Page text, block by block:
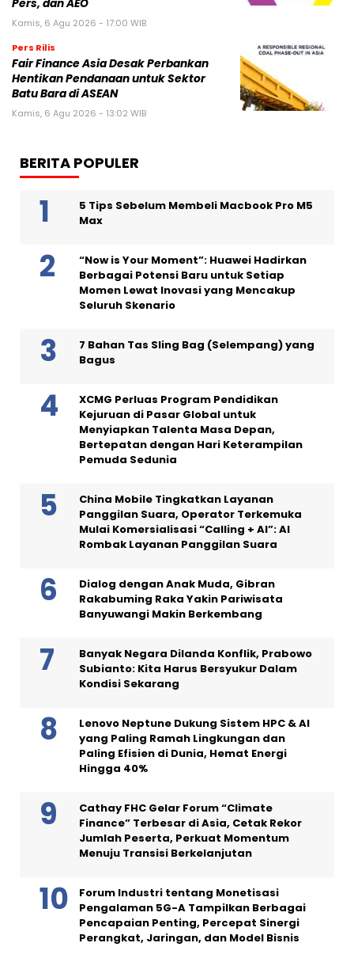
Pers, dan AEO
Kamis, 6 Agu 2026 - 17:00 WIB
Pers Rilis
Fair Finance Asia Desak Perbankan
Hentikan Pendanaan untuk Sektor
Batu Bara di ASEAN
Kamis, 6 Agu 2026 - 13:02 WIB
BERITA POPULER
5 Tips Sebelum Membeli Macbook Pro M5
Max
“Now is Your Moment”: Huawei Hadirkan
Berbagai Potensi Baru untuk Setiap
Momen Lewat Inovasi yang Mencakup
Seluruh Skenario
7 Bahan Tas Sling Bag (Selempang) yang
Bagus
XCMG Perluas Program Pendidikan
Kejuruan di Pasar Global untuk
Menyiapkan Talenta Masa Depan,
Bertepatan dengan Hari Keterampilan
Pemuda Sedunia
China Mobile Tingkatkan Layanan
Panggilan Suara, Operator Terkemuka
Mulai Komersialisasi “Calling + AI”: AI
Rombak Layanan Panggilan Suara
Dialog dengan Anak Muda, Gibran
Rakabuming Raka Yakin Pariwisata
Banyuwangi Makin Berkembang
Banyak Negara Dilanda Konflik, Prabowo
Subianto: Kita Harus Bersyukur Dalam
Kondisi Sekarang
Lenovo Neptune Dukung Sistem HPC & AI
yang Paling Ramah Lingkungan dan
Paling Efisien di Dunia, Hemat Energi
Hingga 40%
Cathay FHC Gelar Forum “Climate
Finance” Terbesar di Asia, Cetak Rekor
Jumlah Peserta, Perkuat Momentum
Menuju Transisi Berkelanjutan
Forum Industri tentang Monetisasi
Pengalaman 5G-A Tampilkan Berbagai
Pencapaian Penting, Percepat Sinergi
Perangkat, Jaringan, dan Model Bisnis